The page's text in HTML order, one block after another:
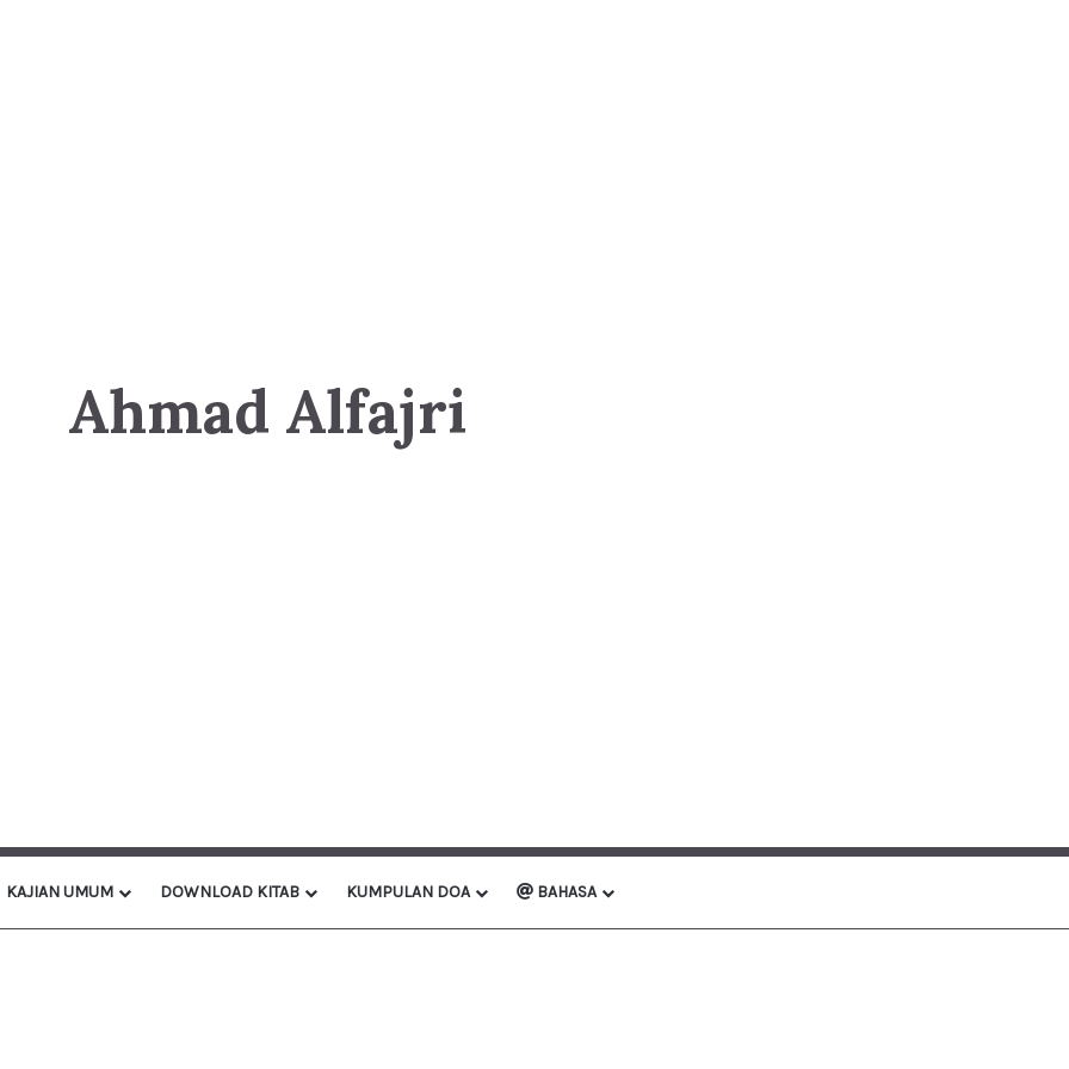
Ahmad Alfajri
KAJIAN UMUM DOWNLOAD KITAB KUMPULAN DOA BAHASA